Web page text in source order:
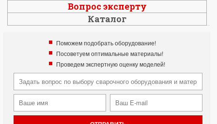
Вопрос эксперту
Каталог
Поможем подобрать оборудование!
Посоветуем оптимальные материалы!
Проведем экспертную оценку моделей!